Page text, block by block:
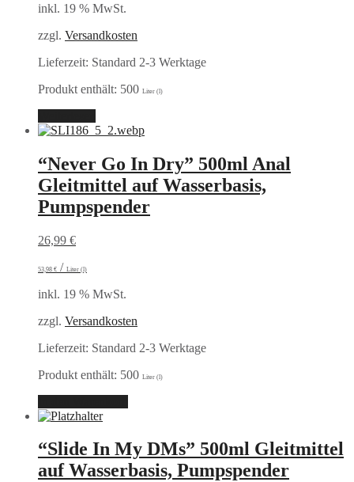
inkl. 19 % MwSt.
zzgl. Versandkosten
Lieferzeit: Standard 2-3 Werktage
Produkt enthält: 500 Liter (l)
“Never Go In Dry” 500ml Anal
Gleitmittel auf Wasserbasis,
Pumpspender
26,99 €
53,98 € / Liter (l)
inkl. 19 % MwSt.
zzgl. Versandkosten
Lieferzeit: Standard 2-3 Werktage
Produkt enthält: 500 Liter (l)
“Slide In My DMs” 500ml Gleitmittel
auf Wasserbasis, Pumpspender